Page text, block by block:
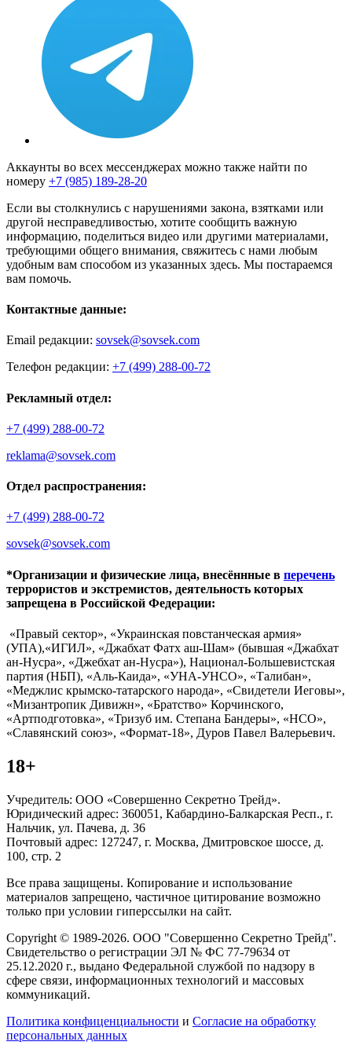
Аккаунты во всех мессенджерах можно также найти по
номеру +7 (985) 189-28-20
Если вы столкнулись с нарушениями закона, взятками или
другой несправедливостью, хотите сообщить важную
информацию, поделиться видео или другими материалами,
требующими общего внимания, свяжитесь с нами любым
удобным вам способом из указанных здесь. Мы постараемся
вам помочь.
Контактные данные:
Email редакции: sovsek@sovsek.com
Телефон редакции: +7 (499) 288-00-72
Рекламный отдел:
+7 (499) 288-00-72
reklama@sovsek.com
Отдел распространения:
+7 (499) 288-00-72
sovsek@sovsek.com
*Организации и физические лица, внесённные в перечень
террористов и экстремистов, деятельность которых
запрещена в Российской Федерации:
«Правый сектор», «Украинская повстанческая армия»
(УПА),«ИГИЛ», «Джабхат Фатх аш-Шам» (бывшая «Джабхат
ан-Нусра», «Джебхат ан-Нусра»), Национал-Большевистская
партия (НБП), «Аль-Каида», «УНА-УНСО», «Талибан»,
«Меджлис крымско-татарского народа», «Свидетели Иеговы»,
«Мизантропик Дивижн», «Братство» Корчинского,
«Артподготовка», «Тризуб им. Степана Бандеры», «НСО»,
«Славянский союз», «Формат-18», Дуров Павел Валерьевич.
18+
Учредитель: ООО «Совершенно Секретно Трейд».
Юридический адрес: 360051, Кабардино-Балкарская Респ., г.
Нальчик, ул. Пачева, д. 36
Почтовый адрес: 127247, г. Москва, Дмитровское шоссе, д.
100, стр. 2
Все права защищены. Копирование и использование
материалов запрещено, частичное цитирование возможно
только при условии гиперссылки на сайт.
Copyright © 1989-2026. ООО "Совершенно Секретно Трейд".
Свидетельство о регистрации ЭЛ № ФС 77-79634 от
25.12.2020 г., выдано Федеральной службой по надзору в
сфере связи, информационных технологий и массовых
коммуникаций.
Политика конфиценциальности и Согласие на обработку
персональных данных